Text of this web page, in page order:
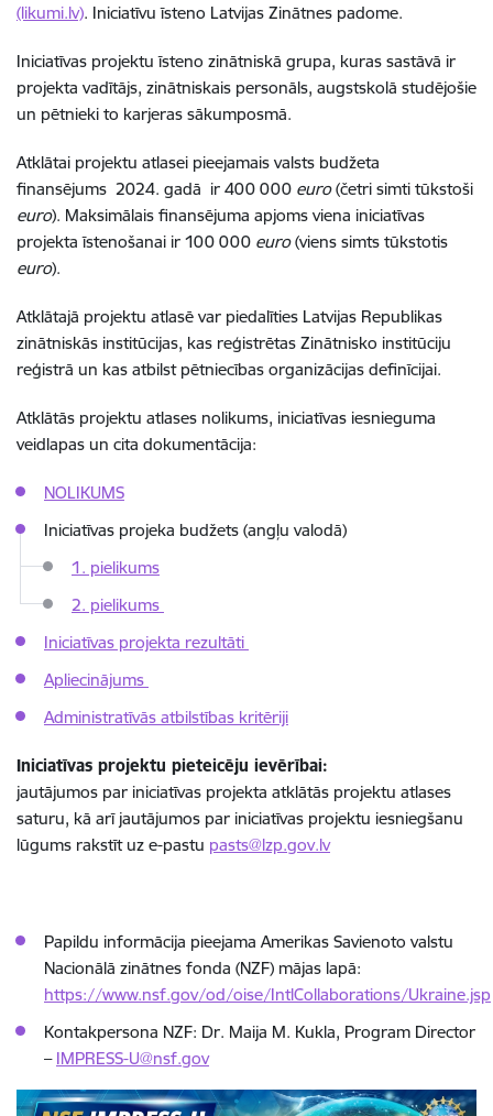
(likumi.lv). Iniciatīvu īsteno Latvijas Zinātnes padome.
Iniciatīvas projektu īsteno zinātniskā grupa, kuras sastāvā ir
projekta vadītājs, zinātniskais personāls, augstskolā studējošie
un pētnieki to karjeras sākumposmā.
Atklātai projektu atlasei pieejamais valsts budžeta
finansējums 2024. gadā ir 400 000 euro(četri simti tūkstoši
euro). Maksimālais finansējuma apjoms viena iniciatīvas
projekta īstenošanai ir 100 000 euro(viens simts tūkstotis
euro).
Atklātajā projektu atlasē var piedalīties Latvijas Republikas
zinātniskās institūcijas, kas reģistrētas Zinātnisko institūciju
reģistrā un kas atbilst pētniecības organizācijas definīcijai.
Atklātās projektu atlases nolikums, iniciatīvas iesnieguma
veidlapas un cita dokumentācija:
NOLIKUMS
Iniciatīvas projeka budžets (angļu valodā)
1. pielikums
2. pielikums
Iniciatīvas projekta rezultāti
Apliecinājums
Administratīvās atbilstības kritēriji
Iniciatīvas projektu pieteicēju ievērībai:
jautājumos par iniciatīvas projekta atklātās projektu atlases
saturu, kā arī jautājumos par iniciatīvas projektu iesniegšanu
lūgums rakstīt uz e-pastu pasts@lzp.gov.lv
Papildu informācija pieejama Amerikas Savienoto valstu
Nacionālā zinātnes fonda (NZF) mājas lapā:
https://www.nsf.gov/od/oise/IntlCollaborations/Ukraine.jsp
Kontakpersona NZF: Dr. Maija M. Kukla, Program Director
– IMPRESS-U@nsf.gov